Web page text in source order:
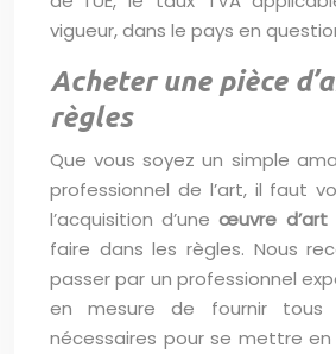
vigueur, dans le pays en
Acheter une pièce
règles
Que vous soyez un simple
professionnel de l’art, il faut
l’acquisition d’uneœuvre d’art
faire dans les règles. Nous
passer par un professionnel
en mesure de fournir tous
nécessaires pour se mettre en